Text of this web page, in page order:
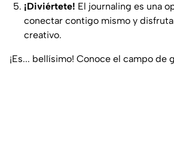
¡Diviértete! El journaling es una
conectar contigo mismo y
creativo.
¡Es... bellísimo! Conoce el campo de